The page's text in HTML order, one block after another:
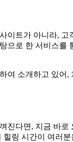
이트가 아니라,
으로 한 서비스
여 소개하고 있
진다면, 지금 바로
링 시간이 여러